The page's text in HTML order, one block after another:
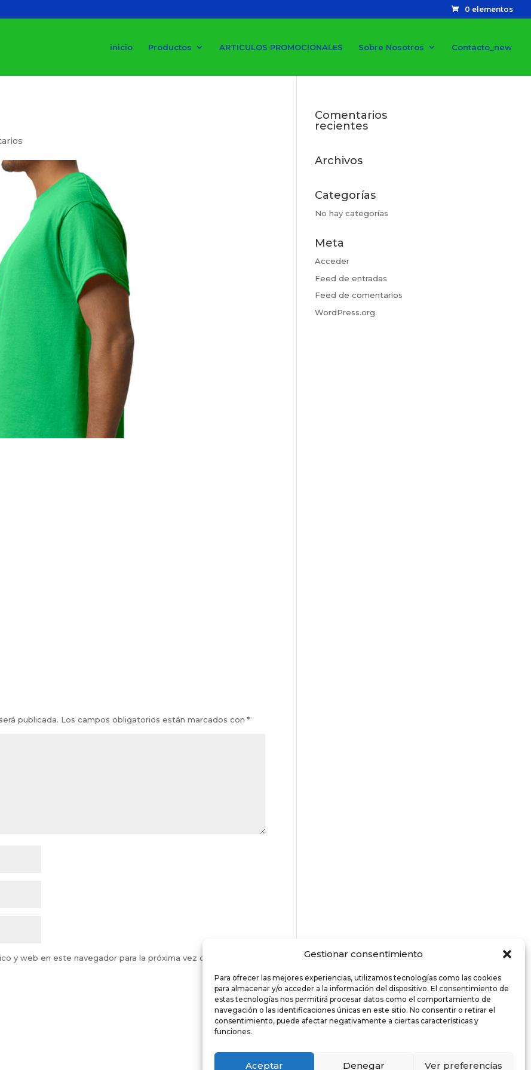
Gestionar consentimiento
Para ofrecer las mejores experiencias, utilizamos tecnologías como las cookies
para almacenar y/o acceder a la información del dispositivo. El consentimiento de
estas tecnologías nos permitirá procesar datos como el comportamiento de
navegación o las identificaciones únicas en este sitio. No consentir o retirar el
consentimiento, puede afectar negativamente a ciertas características y
funciones.
Aceptar Denegar Ver preferencias
0 elementos
inicio Productos ARTICULOS PROMOCIONALES Sobre Nosotros Contacto_new
publicada. Los campos obligatorios están marcados con *
y web en este navegador para la próxima vez que comente.
Comentarios
recientes
Archivos
Categorías
No hay categorías
Meta
Acceder
Feed de entradas
Feed de comentarios
WordPress.org